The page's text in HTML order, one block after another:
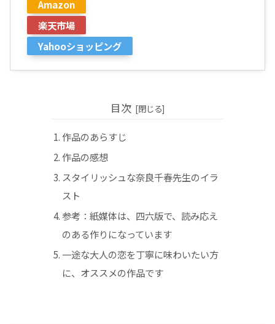
Amazon
楽天市場
Yahooショッピング
目次
作品のあらすじ
作品の感想
スタイリッシュな奈良千春先生のイラ
スト
参考：紙媒体は、四六版で、読み応え
のある作りになっています
一途な大人の恋を丁寧に味わいたい方
に、オススメの作品です